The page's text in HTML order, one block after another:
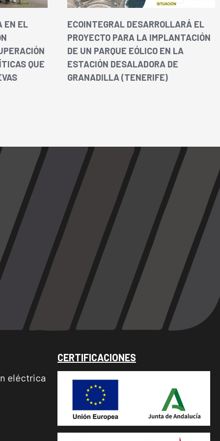
EN EL
QUE
ECOINTEGRAL DESARROLLARÁ EL
PROYECTO PARA LA IMPLANTACIÓN
DE UN PARQUE EÓLICO EN LA
ESTACIÓN DESALADORA DE
GRANADILLA (TENERIFE)
eléctrica
CERTIFICACIONES